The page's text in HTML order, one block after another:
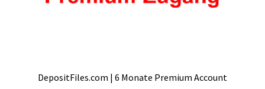
DepositFiles.com | 6 Monate Premium Account